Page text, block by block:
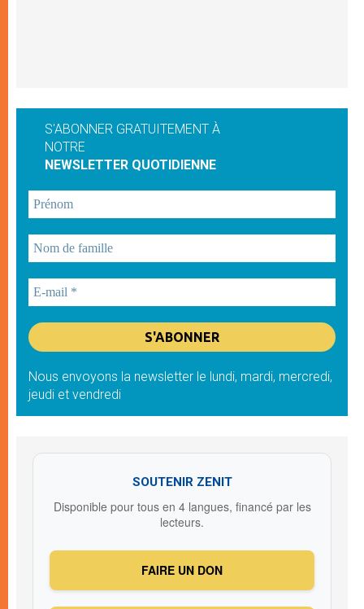
S'ABONNER GRATUITEMENT À
NOTRE
NEWSLETTER QUOTIDIENNE
Nous envoyons la newsletter le lundi, mardi, mercredi,
jeudi et vendredi
SOUTENIR ZENIT
Disponible pour tous en 4 langues, financé par les
lecteurs.
FAIRE UN DON